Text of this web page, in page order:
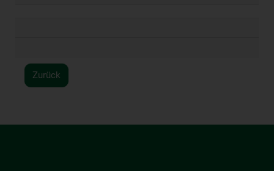
Zurück